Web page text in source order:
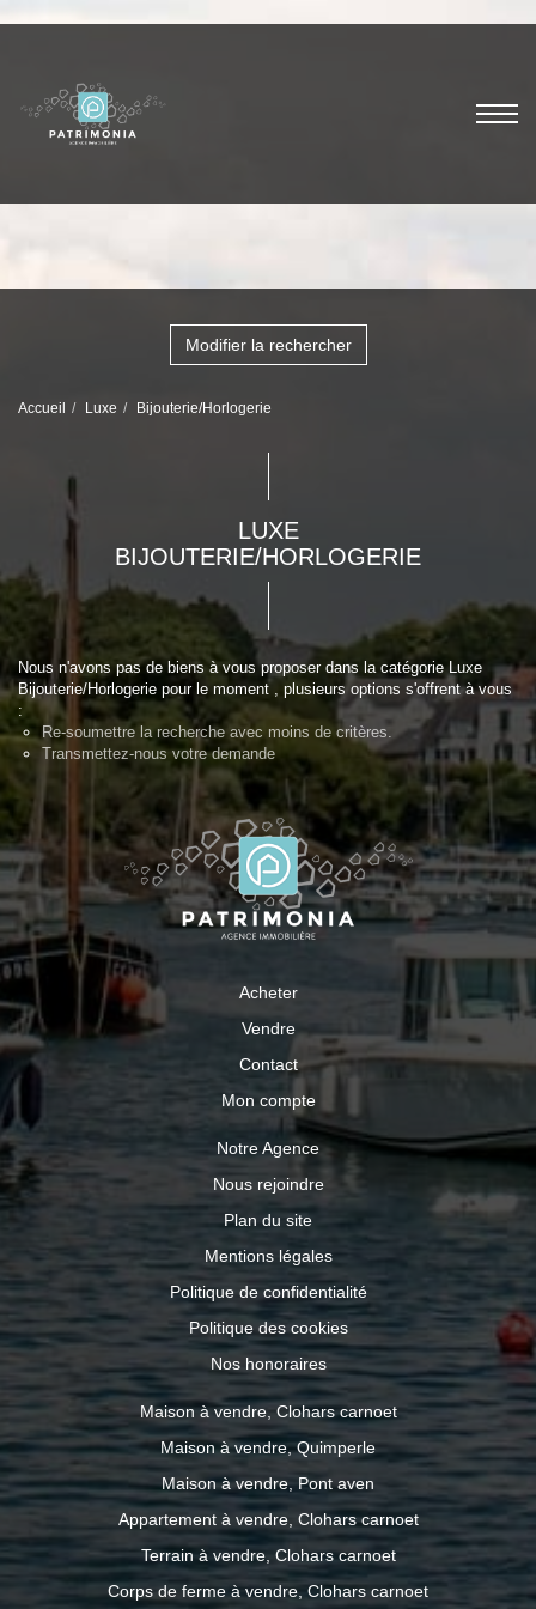
Modifier la rechercher
Accueil Luxe Bijouterie/Horlogerie
LUXE
BIJOUTERIE/HORLOGERIE
Nous n'avons pas de biens à vous proposer dans la catégorie Luxe
Bijouterie/Horlogerie pour le moment , plusieurs options s'offrent à vous
:
Re-soumettre la recherche avec moins de critères.
Transmettez-nous votre demande
Acheter
Vendre
Contact
Mon compte
Notre Agence
Nous rejoindre
Plan du site
Mentions légales
Politique de confidentialité
Politique des cookies
Nos honoraires
Maison à vendre, Clohars carnoet
Maison à vendre, Quimperle
Maison à vendre, Pont aven
Appartement à vendre, Clohars carnoet
Terrain à vendre, Clohars carnoet
Corps de ferme à vendre, Clohars carnoet